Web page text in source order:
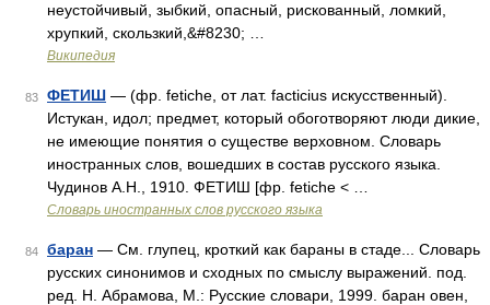
неустойчивый, зыбкий, опасный, рискованный, ломкий,
хрупкий, скользкий,&#8230; …
Википедия
83 ФЕТИШ — (фр. fetiche, от лат. facticius искусственный).
Истукан, идол; предмет, который обоготворяют люди дикие,
не имеющие понятия о существе верховном. Словарь
иностранных слов, вошедших в состав русского языка.
Чудинов А.Н., 1910. ФЕТИШ [фр. fetiche < …
Словарь иностранных слов русского языка
84 баран — См. глупец, кроткий как бараны в стаде... Словарь
русских синонимов и сходных по смыслу выражений. под.
ред. Н. Абрамова, М.: Русские словари, 1999. баран овен,